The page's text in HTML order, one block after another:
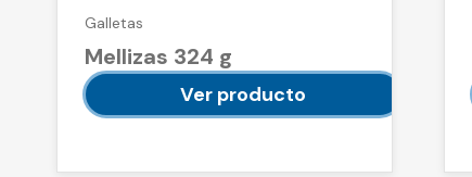
Galletas
Mellizas 324 g